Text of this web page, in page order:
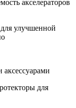
акселераторов
улучшенной
для